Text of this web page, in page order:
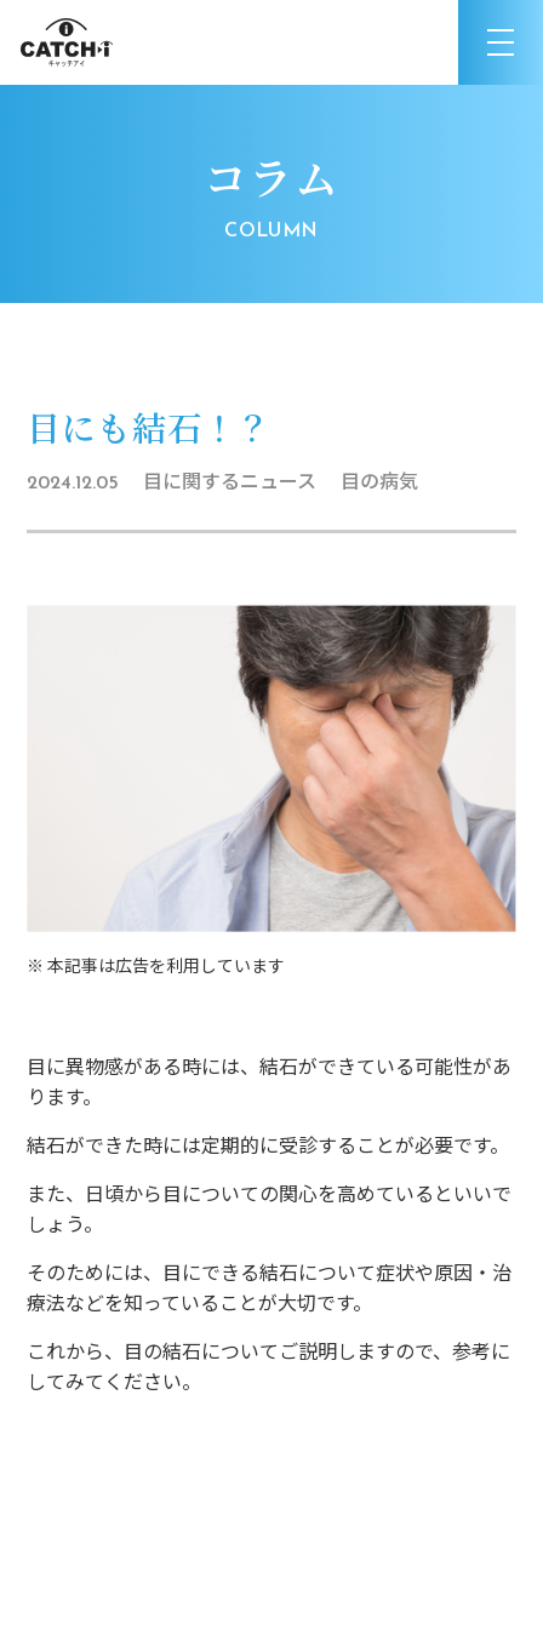
コラム
目にも結石！？
2024.12.05 目に関するニュース 目の病気
※ 本記事は広告を利用しています
目に異物感がある時には、結石ができている可能性があ
ります。
結石ができた時には定期的に受診することが必要です。
また、日頃から目についての関心を高めているといいで
しょう。
そのためには、目にできる結石について症状や原因・治
療法などを知っていることが大切です。
これから、目の結石についてご説明しますので、参考に
してみてください。